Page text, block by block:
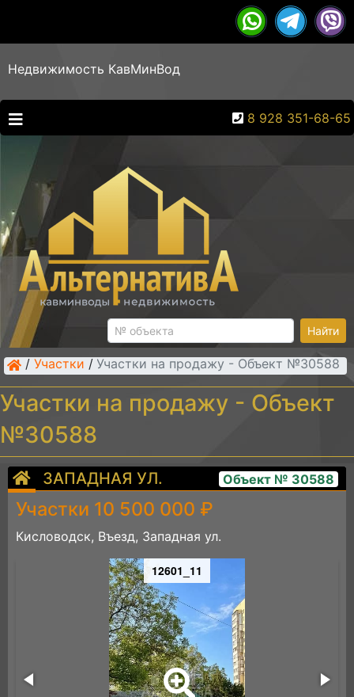
Недвижимость КавМинВод
8 928 351-68-65
Найти
/ Участки / Участки на продажу - Объект №30588
Участки на продажу - Объект
№30588
ЗАПАДНАЯ УЛ. Объект № 30588
Участки 10 500 000 ₽
Кисловодск, Въезд, Западная ул.
12601_11